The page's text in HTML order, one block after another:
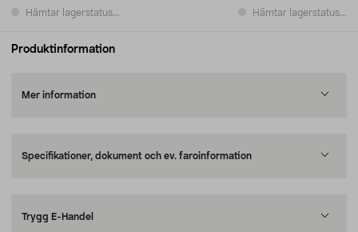
Hämtar lagerstatus... Hämtar lagerstatus...
Produktinformation
Mer information
Specifikationer, dokument och ev. faroinformation
Trygg E-Handel